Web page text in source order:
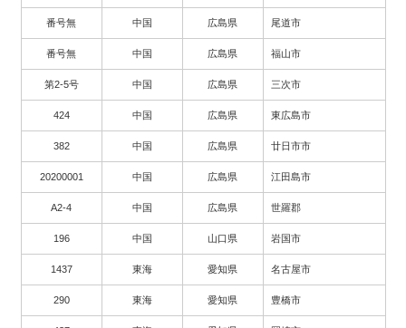
番号無 中国 広島県 尾道市
番号無 中国 広島県 福山市
第2-5号 中国 広島県 三次市
424 中国 広島県 東広島市
382 中国 広島県 廿日市市
20200001 中国 広島県 江田島市
A2-4 中国 広島県 世羅郡
196 中国 山口県 岩国市
1437 東海 愛知県 名古屋市
290 東海 愛知県 豊橋市